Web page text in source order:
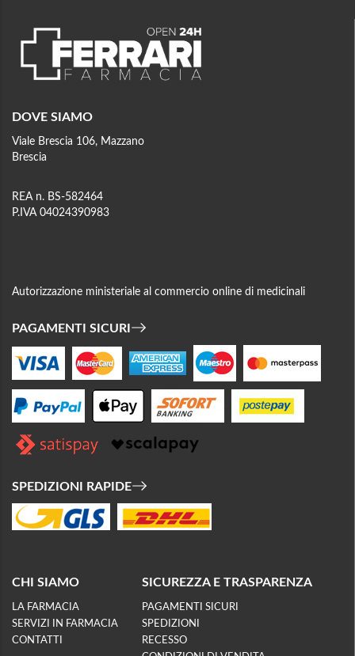
DOVE SIAMO
Viale Brescia 106, Mazzano
Brescia
REA n. BS-582464
P.IVA 04024390983
Autorizzazione ministeriale al commercio online di medicinali
PAGAMENTI SICURI
SPEDIZIONI RAPIDE
CHI SIAMO
LA FARMACIA
SERVIZI IN FARMACIA
CONTATTI
SICUREZZA E TRASPARENZA
PAGAMENTI SICURI
SPEDIZIONI
RECESSO